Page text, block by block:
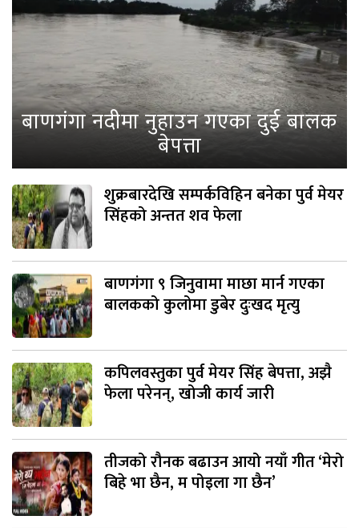
बाणगंगा नदीमा नुहाउन गएका दुई बालक
बेपत्ता
शुक्रबारदेखि सम्पर्कविहिन बनेका पुर्व मेयर
सिंहको अन्तत शव फेला
बाणगंगा ९ जिनुवामा माछा मार्न गएका
बालकको कुलोमा डुबेर दुःखद मृत्यु
कपिलवस्तुका पुर्व मेयर सिंह बेपत्ता, अझै
फेला परेनन्, खोजी कार्य जारी
तीजको रौनक बढाउन आयो नयाँ गीत ‘मेरो
बिहे भा छैन, म पोइला गा छैन’